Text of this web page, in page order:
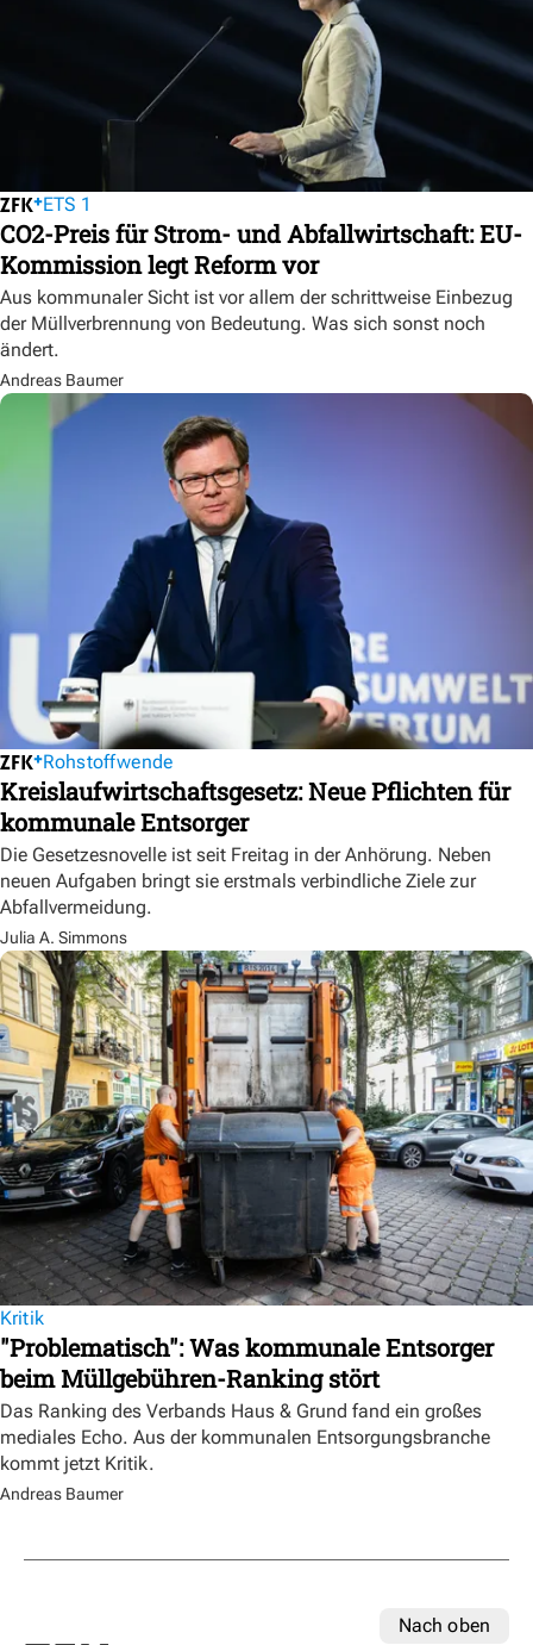
ETS 1
CO2-Preis für Strom- und Abfallwirtschaft: EU-
Kommission legt Reform vor
Aus kommunaler Sicht ist vor allem der schrittweise Einbezug
der Müllverbrennung von Bedeutung. Was sich sonst noch
ändert.
Andreas Baumer
Rohstoffwende
Kreislaufwirtschaftsgesetz: Neue Pflichten für
kommunale Entsorger
Die Gesetzesnovelle ist seit Freitag in der Anhörung. Neben
neuen Aufgaben bringt sie erstmals verbindliche Ziele zur
Abfallvermeidung.
Julia A. Simmons
Kritik
"Problematisch": Was kommunale Entsorger
beim Müllgebühren-Ranking stört
Das Ranking des Verbands Haus & Grund fand ein großes
mediales Echo. Aus der kommunalen Entsorgungsbranche
kommt jetzt Kritik.
Andreas Baumer
Nach oben